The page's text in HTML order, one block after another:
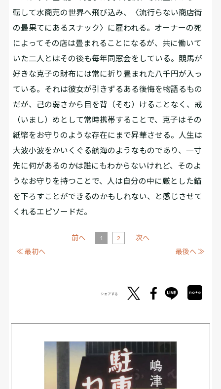
転して水商売の世界へ飛び込み、〈流行らない商店街
の最果てにあるスナック〉に雇われる。オーナーの死
によってその店は畳まれることになるが、共に働いて
いた二人とはその後も毎年同窓会をしている。競馬が
好きな克子の財布には常に折り畳まれた八千円が入っ
ている。それは彼女が引きずるある後悔を物語るもの
だが、己の弱さから目を背（そむ）けることなく、戒
（いまし）めとして常時携帯することで、克子はその
紙幣をお守りのような存在にまで昇華させる。人生は
大波小波をかいくぐる航海のようなものであり、一寸
先に何があるのかは誰にもわからないけれど、そのよ
うなお守りを持つことで、人は自分の中に厳とした錨
を下ろすことができるのかもしれない、と感じさせて
くれるエピソードだ。
≪ 最初へ
前へ 1 2
次へ
最後へ ≫
シェアする